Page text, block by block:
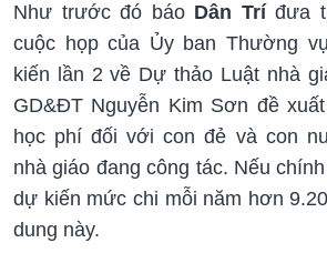
Như trước đó báoDân Tríđưa
cuộc họp của Ủy ban Thường
kiến lần 2 về Dự thảo Luật nhà
GD&ĐT Nguyễn Kim Sơn đề
học phí đối với con đẻ và con
nhà giáo đang công tác. Nếu
dự kiến mức chi mỗi năm hơn
dung này.